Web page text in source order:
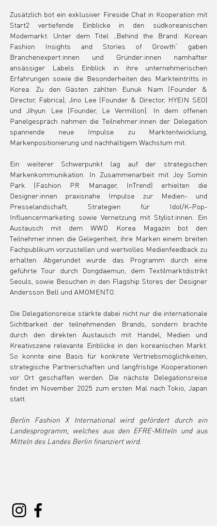
Zusätzlich bot ein exklusiver Fireside Chat in Kooperation mit
Start2 vertiefende Einblicke in den südkoreanischen
Modemarkt. Unter dem Titel „Behind the Brand: Korean
Fashion Insights and Stories of Growth“ gaben
Branchenexpert:innen und Gründer:innen namhafter
ansässiger Labels Einblick in ihre unternehmerischen
Erfahrungen sowie die Besonderheiten des Markteintritts in
Korea. Zu den Gästen zählten Eunuk Nam (Founder &
Director, Fabrica), Jino Lee (Founder & Director, HYEIN SEO)
und Jihyun Lee (Founder, Le Vermillon). In dem offenen
Panelgespräch nahmen die Teilnehmer:innen der Delegation
spannende neue Impulse zu Marktentwicklung,
Markenpositionierung und nachhaltigem Wachstum mit.
Ein weiterer Schwerpunkt lag auf der strategischen
Markenkommunikation. In Zusammenarbeit mit Joy Somin
Park (Fashion PR Manager, InTrend) erhielten die
Designer:innen praxisnahe Impulse zur Medien- und
Presselandschaft, Strategien für Idol/K-Pop-
Influencermarketing sowie Vernetzung mit Stylist:innen. Ein
Austausch mit dem WWD Korea Magazin bot den
Teilnehmer:innen die Gelegenheit, ihre Marken einem breiten
Fachpublikum vorzustellen und wertvolles Medienfeedback zu
erhalten. Abgerundet wurde das Programm durch eine
geführte Tour durch Dongdaemun, dem Textilmarktdistrikt
Seouls, sowie Besuchen in den Flagship Stores der Designer
Andersson Bell und AMOMENTO.
Die Delegationsreise stärkte dabei nicht nur die internationale
Sichtbarkeit der teilnehmenden Brands, sondern brachte
durch den direkten Austausch mit Handel, Medien und
Kreativszene relevante Einblicke in den koreanischen Markt.
So konnte eine Basis für konkrete Vertriebsmöglichkeiten,
strategische Partnerschaften und langfristige Kooperationen
vor Ort geschaffen werden. Die nächste Delegationsreise
findet im November 2025 zum ersten Mal nach Tokio, Japan
statt.
Berlin Fashion X International wird gefördert durch ein
Landesprogramm, welches aus den EFRE-Mitteln und aus
Mitteln des Landes Berlin finanziert wird.